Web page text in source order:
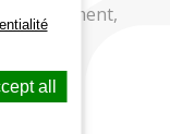
évidement,
all